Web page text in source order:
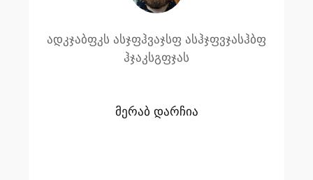
ადკჯაბფკს ასჯფჰვაჯსფ ასჰჯფვჯასჰბფ
ჰჯაკსგფჯას
მერაბ დარჩია